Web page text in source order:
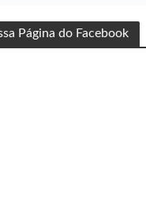
Página do Facebook